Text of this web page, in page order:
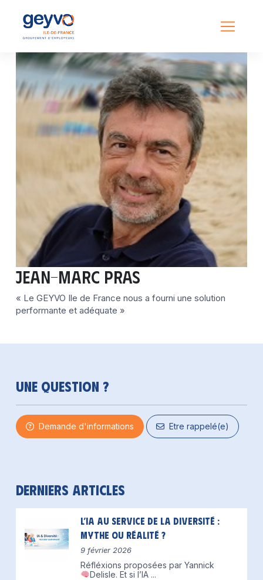
Jean-Marc PRAS
« Le GEYVO Ile de France nous a fourni une solution
performante et adéquate »
Une question ?
Demande d'informations Etre rappelé(e)
Derniers articles
L’IA au service de la diversité :
mythe ou réalité ?
9 février 2026
Réfléxions proposées par Yannick
Delisle. Et si l’IA ...